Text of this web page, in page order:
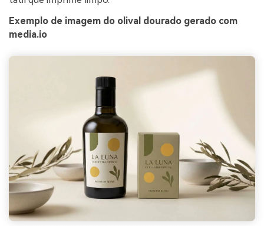
Exemplo de imagem do olival dourado gerado com
media.io